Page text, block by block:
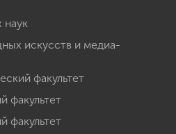
наук
искусств и медиа-
факультет
факультет
факультет